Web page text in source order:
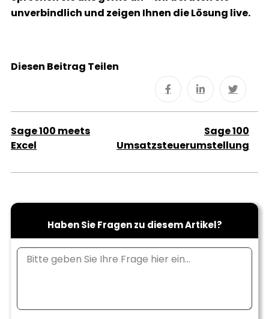
unverbindlich und zeigen Ihnen die Lösung live.
Diesen Beitrag Teilen
Sage 100 meets
Excel
Sage 100
Umsatzsteuerumstellung
Haben Sie Fragen zu diesem Artikel?